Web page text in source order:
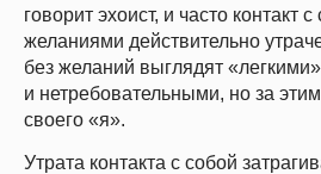
говорит эхоист, и часто контакт
желаниями действительно
без желаний выглядят «легкими»
и нетребовательными, но за
своего «я».
Утрата контакта с собой